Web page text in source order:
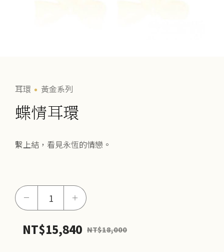
耳環 黃金系列
蝶情耳環
繫上結，看見永恆的情戀。
－
環
＋
NT$15,840 NT$18,000